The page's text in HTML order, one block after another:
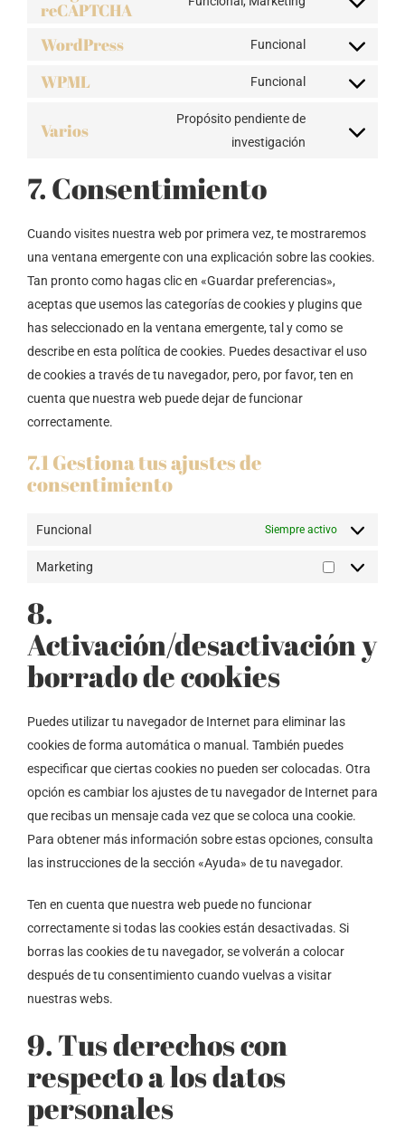
reCAPTCHA
Consent
google-
WordPress Funcional
Consent
wordpress
WPML Funcional
Consent
service
Varios
Propósito pendiente de
investigación
Consent
7. Consentimiento
Cuando visites nuestra web por primera vez, te mostraremos
una ventana emergente con una explicación sobre las cookies.
Tan pronto como hagas clic en «Guardar preferencias»,
aceptas que usemos las categorías de cookies y plugins que
has seleccionado en la ventana emergente, tal y como se
describe en esta política de cookies. Puedes desactivar el uso
de cookies a través de tu navegador, pero, por favor, ten en
cuenta que nuestra web puede dejar de funcionar
correctamente.
7.1 Gestiona tus ajustes de
consentimiento
Funcional Siempre activo
Marketing
8.
Activación/desactivación y
borrado de cookies
Puedes utilizar tu navegador de Internet para eliminar las
cookies de forma automática o manual. También puedes
especificar que ciertas cookies no pueden ser colocadas. Otra
opción es cambiar los ajustes de tu navegador de Internet para
que recibas un mensaje cada vez que se coloca una cookie.
Para obtener más información sobre estas opciones, consulta
las instrucciones de la sección «Ayuda» de tu navegador.
Ten en cuenta que nuestra web puede no funcionar
correctamente si todas las cookies están desactivadas. Si
borras las cookies de tu navegador, se volverán a colocar
después de tu consentimiento cuando vuelvas a visitar
nuestras webs.
9. Tus derechos con
respecto a los datos
personales